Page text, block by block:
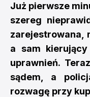
Już pierwsze
szereg
zarejestrowana,
a sam kierujący
uprawnień.
sądem, a
rozwagę przy